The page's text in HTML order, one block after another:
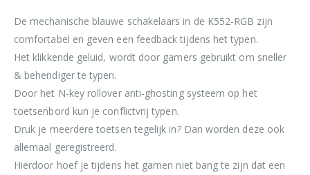
De mechanische blauwe schakelaars in de K552-RGB zijn
comfortabel en geven een feedback tijdens het typen.
Het klikkende geluid, wordt door gamers gebruikt om sneller
& behendiger te typen.
Door het N-key rollover anti-ghosting systeem op het
toetsenbord kun je conflictvrij typen.
Druk je meerdere toetsen tegelijk in? Dan worden deze ook
allemaal geregistreerd.
Hierdoor hoef je tijdens het gamen niet bang te zijn dat een